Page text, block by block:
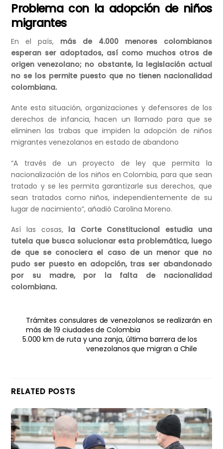
Problema con la adopción de niños
migrantes
En el país, más de 4.000 menores colombianos
esperan ser adoptados, así como muchos otros de
origen venezolano; no obstante, la legislación actual
no se los permite puesto que no tienen nacionalidad
colombiana.
Ante esta situación, organizaciones y defensores de los
derechos de infancia, hacen un llamado para que se
eliminen las trabas que impiden la adopción de niños
migrantes venezolanos en estado de abandono
“A través de un proyecto de ley que permita la
nacionalización de los niños en Colombia, para que sean
tratado y se les permita garantizarle sus derechos, que
sean tratados como niños, independientemente de su
lugar de nacimiento”, añadió Carolina Moreno.
Así las cosas, la Corte Constitucional estudia una
tutela que busca solucionar esta problemática, luego
de que se conociera el caso de un menor que no
pudo ser puesto en adopción, tras ser abandonado
por su madre, por la falta de nacionalidad
colombiana.
Trámites consulares de venezolanos se realizarán en
más de 19 ciudades de Colombia
5.000 km de ruta y una zanja, última barrera de los
venezolanos que migran a Chile
RELATED POSTS